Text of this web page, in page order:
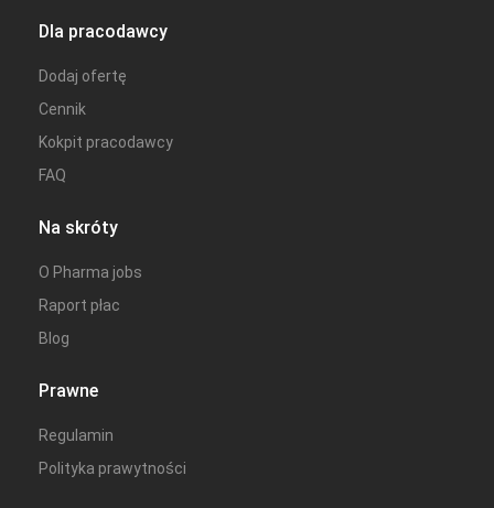
Dla pracodawcy
Dodaj ofertę
Cennik
Kokpit pracodawcy
FAQ
Na skróty
O Pharma jobs
Raport płac
Blog
Prawne
Regulamin
Polityka prawytności